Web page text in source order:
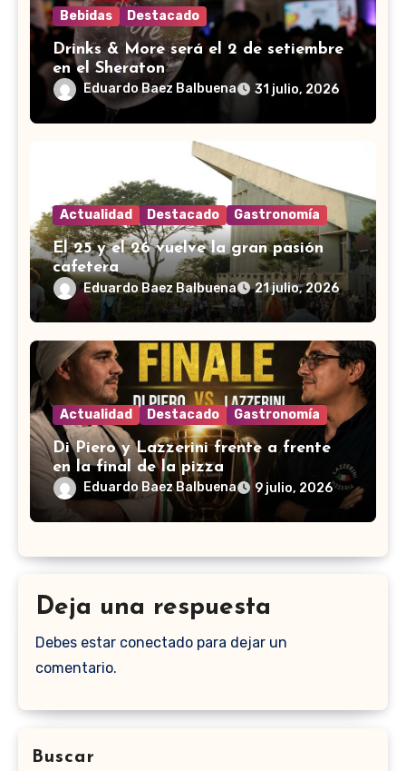
Bebidas Destacado
Drinks & More será el 2 de setiembre
en el Sheraton
Eduardo Baez Balbuena 31 julio, 2026
Actualidad Destacado Gastronomía
El 25 y el 26 vuelve la gran pasión
cafetera
Eduardo Baez Balbuena 21 julio, 2026
Actualidad Destacado Gastronomía
Di Piero y Lazzerini frente a frente
en la final de la pizza
Eduardo Baez Balbuena 9 julio, 2026
Deja una respuesta
Debes estar conectado para dejar un
comentario.
Buscar